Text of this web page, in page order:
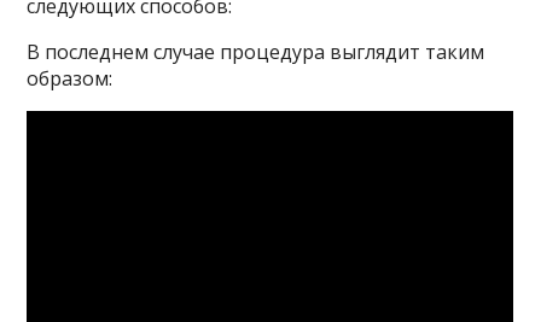
следующих способов:
В последнем случае процедура выглядит таким
образом: